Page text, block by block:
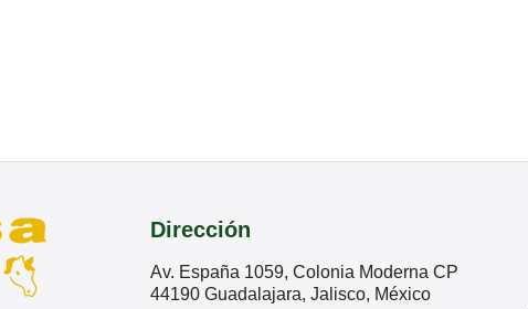
Dirección
Av. España 1059, Colonia Moderna CP
44190 Guadalajara, Jalisco, México